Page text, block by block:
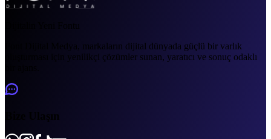
Font Dijital Medya, markaların dijital dünyada güçlü bir varlık
oluşturması için yenilikçi çözümler sunan, yaratıcı ve sonuç odaklı
Bize Ulaşın